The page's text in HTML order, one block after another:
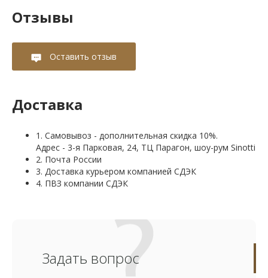
Отзывы
Оставить отзыв
Доставка
1. Самовывоз - дополнительная скидка 10%.
Адрес - 3-я Парковая, 24, ТЦ Парагон, шоу-рум Sinotti
2. Почта России
3. Доставка курьером компанией СДЭК
4. ПВЗ компании СДЭК
Задать вопрос